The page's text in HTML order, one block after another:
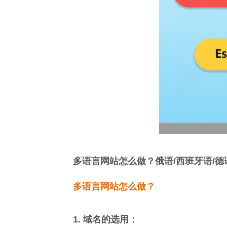
多语言网站怎么做？俄语/西班牙语/德
多语言网站怎么做？
1. 域名的选用：